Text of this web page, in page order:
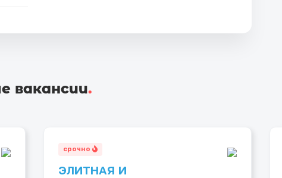
вакансии.
срочно
ЭЛИТНАЯ И